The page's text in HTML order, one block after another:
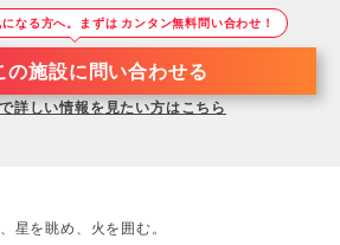
なる方へ。まずは カンタン無料問い合わせ！
の施設に問い合わせる
詳しい情報を見たい方はこちら
星を眺め、火を囲む。